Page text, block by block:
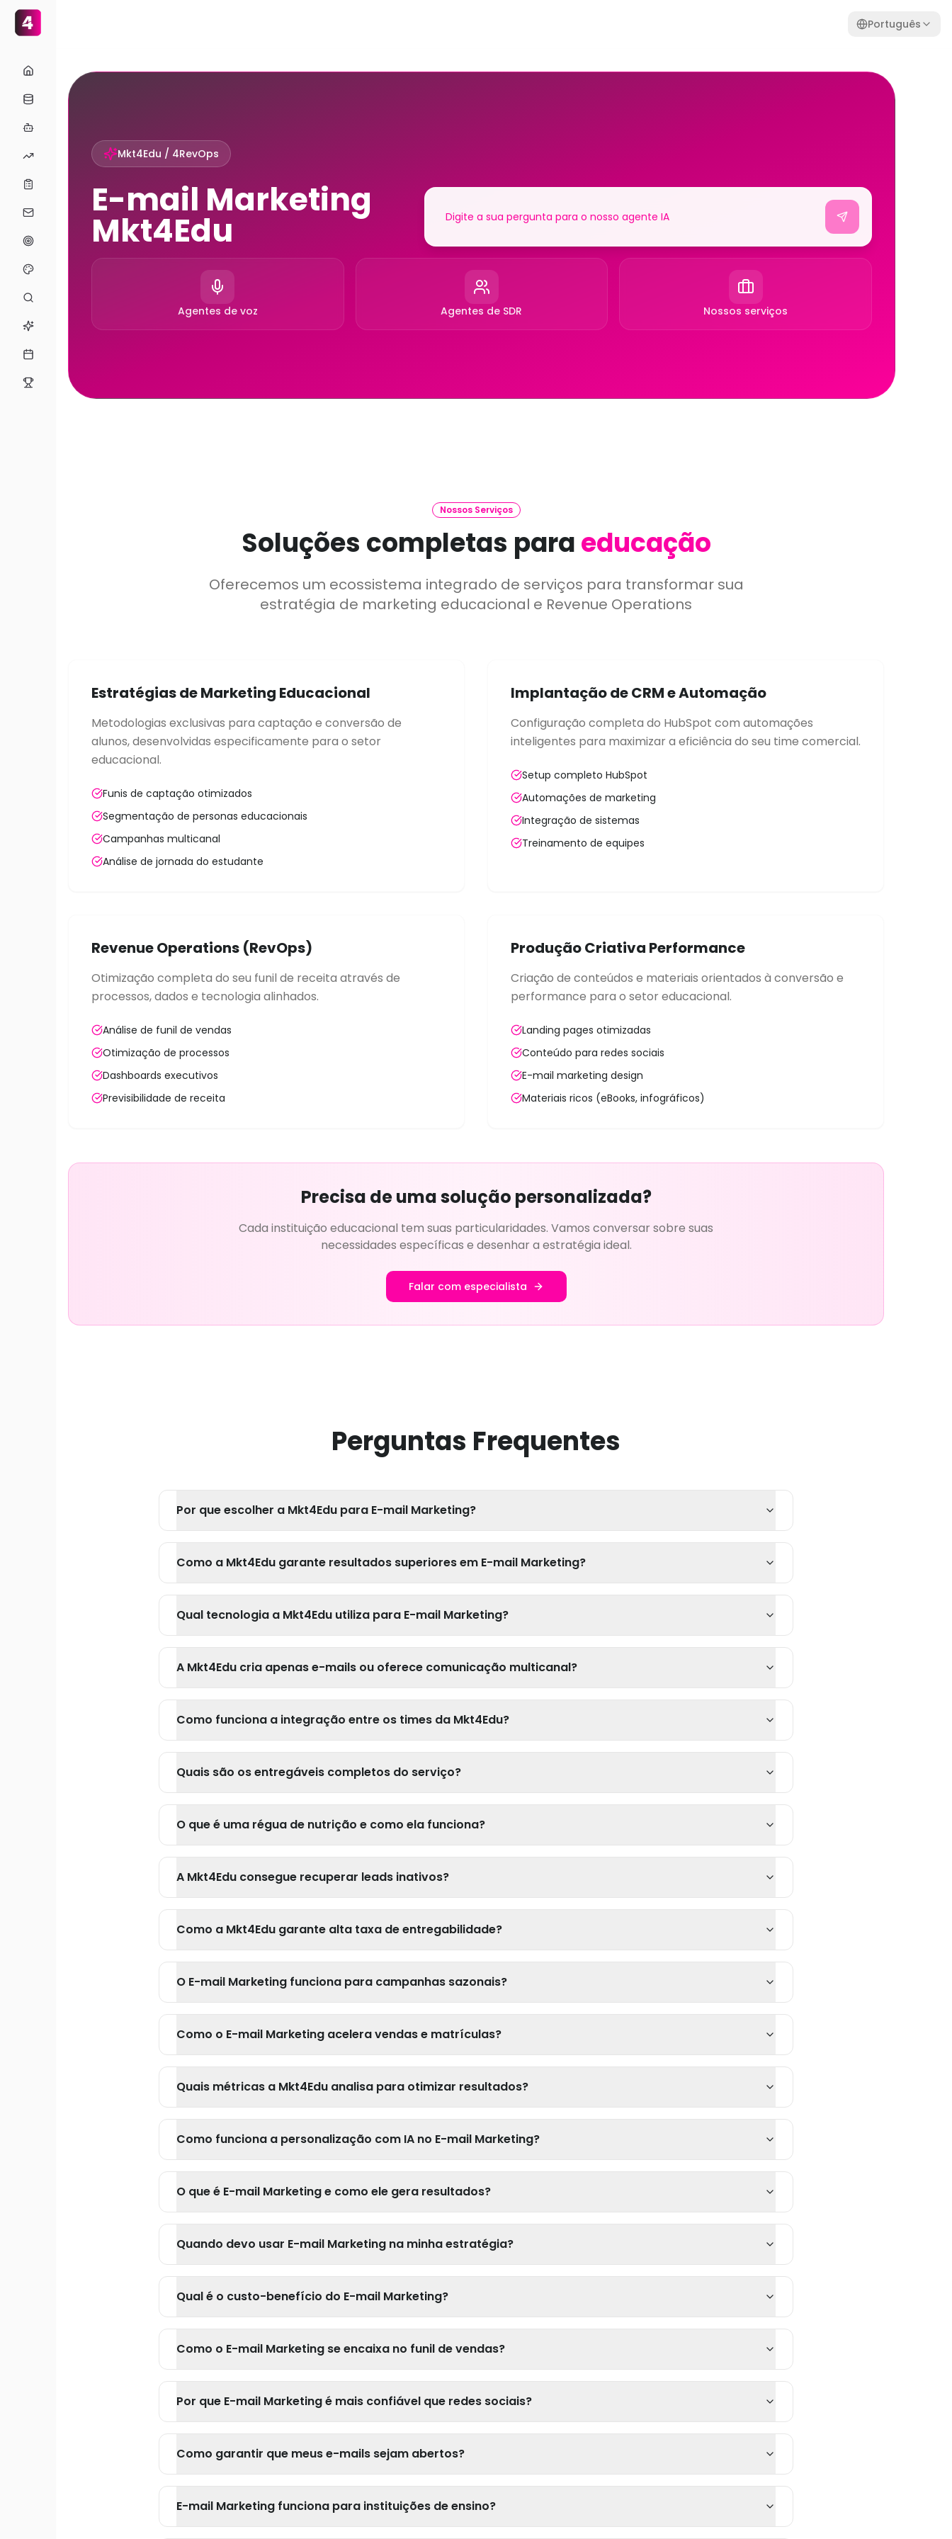
Português
Mkt4Edu / 4RevOps
E-mail Marketing
Mkt4Edu
Agentes de voz Agentes de SDR Nossos serviços
Nossos Serviços
Soluções completas paraeducação
Oferecemos um ecossistema integrado de serviços para transformar sua
estratégia de marketing educacional e Revenue Operations
Estratégias de Marketing Educacional
Metodologias exclusivas para captação e conversão de
alunos, desenvolvidas especificamente para o setor
educacional.
Funis de captação otimizados
Segmentação de personas educacionais
Campanhas multicanal
Análise de jornada do estudante
Implantação de CRM e Automação
Configuração completa do HubSpot com automações
inteligentes para maximizar a eficiência do seu time comercial.
Setup completo HubSpot
Automações de marketing
Integração de sistemas
Treinamento de equipes
Revenue Operations (RevOps)
Otimização completa do seu funil de receita através de
processos, dados e tecnologia alinhados.
Análise de funil de vendas
Otimização de processos
Dashboards executivos
Previsibilidade de receita
Produção Criativa Performance
Criação de conteúdos e materiais orientados à conversão e
performance para o setor educacional.
Landing pages otimizadas
Conteúdo para redes sociais
E-mail marketing design
Materiais ricos (eBooks, infográficos)
Precisa de uma solução personalizada?
Cada instituição educacional tem suas particularidades. Vamos conversar sobre suas
necessidades específicas e desenhar a estratégia ideal.
Falar com especialista
Perguntas Frequentes
Por que escolher a Mkt4Edu para E-mail Marketing?
Como a Mkt4Edu garante resultados superiores em E-mail Marketing?
Qual tecnologia a Mkt4Edu utiliza para E-mail Marketing?
A Mkt4Edu cria apenas e-mails ou oferece comunicação multicanal?
Como funciona a integração entre os times da Mkt4Edu?
Quais são os entregáveis completos do serviço?
O que é uma régua de nutrição e como ela funciona?
A Mkt4Edu consegue recuperar leads inativos?
Como a Mkt4Edu garante alta taxa de entregabilidade?
O E-mail Marketing funciona para campanhas sazonais?
Como o E-mail Marketing acelera vendas e matrículas?
Quais métricas a Mkt4Edu analisa para otimizar resultados?
Como funciona a personalização com IA no E-mail Marketing?
O que é E-mail Marketing e como ele gera resultados?
Quando devo usar E-mail Marketing na minha estratégia?
Qual é o custo-benefício do E-mail Marketing?
Como o E-mail Marketing se encaixa no funil de vendas?
Por que E-mail Marketing é mais confiável que redes sociais?
Como garantir que meus e-mails sejam abertos?
E-mail Marketing funciona para instituições de ensino?